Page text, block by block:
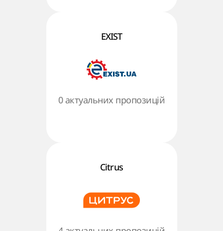
EXIST
0 актуальних пропозицій
Citrus